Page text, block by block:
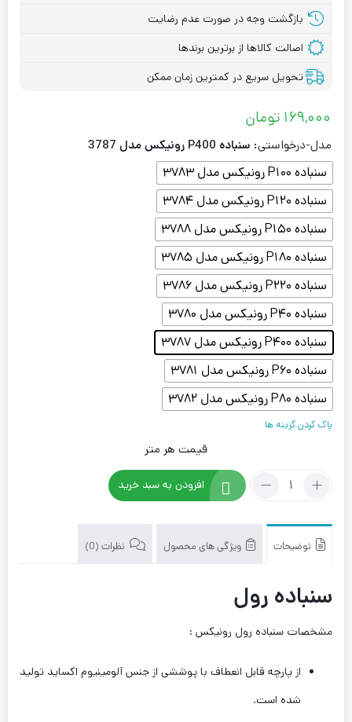
بازگشت وجه در صورت عدم رضایت
اصالت کالاها از برترین برندها
تحویل سریع در کمترین زمان ممکن
169,000 تومان
مدل-درخواستی: سنباده P400 رونیکس مدل 3787
سنباده P100 رونیکس مدل 3783
سنباده P120 رونیکس مدل 3784
سنباده P150 رونیکس مدل 3788
سنباده P180 رونیکس مدل 3785
سنباده P220 رونیکس مدل 3786
سنباده P40 رونیکس مدل 3780
سنباده P400 رونیکس مدل 3787
سنباده P60 رونیکس مدل 3781
سنباده P80 رونیکس مدل 3782
پاک کردن گزینه ها
قیمت هر متر
تعداد:
رونیکس
افزودن به سبد خرید
توضیحات ویژگی های محصول نظرات (0)
سنباده رول
مشخصات سنباده رول رونیکس :
از پارچه قابل انعطاف با پوششی از جنس آلومینیوم اکساید تولید
شده است.